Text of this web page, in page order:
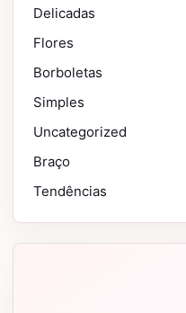
Delicadas
Flores
Borboletas
Simples
Uncategorized
Braço
Tendências